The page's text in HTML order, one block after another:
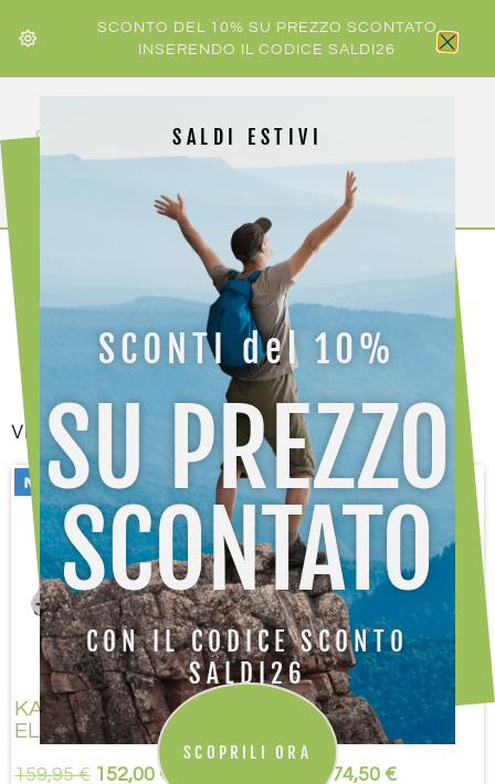
SCONTO DEL 10% SU PREZZO SCONTATO
INSERENDO IL CODICE SALDI26
CALZATURE DA TEMPO
LIBERO
Visualizzazione di 1-25 di 121 risultati
KAYLAND
ELEVATION GTX
159,95€ 152,00 €
BIOLINE
BINGU NABUCCO
74,50 €
SALDI ESTIVI
SCONTI del 10%
SU PREZZO
SCONTATO
CON IL CODICE SCONTO
SALDI26
SCOPRILI ORA